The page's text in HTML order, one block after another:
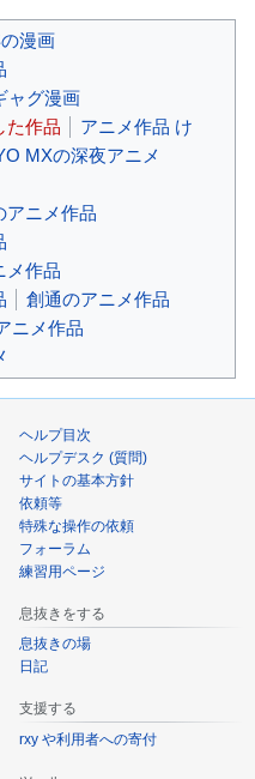
漫画
ャグ漫画
た作品
アニメ作品 け
MXの深夜アニメ
アニメ作品
メ作品
創通のアニメ作品
ニメ作品
ヘルプ目次
ヘルプデスク (質問)
サイトの基本方針
依頼等
特殊な操作の依頼
フォーラム
練習用ページ
息抜きをする
息抜きの場
日記
支援する
rxy や利用者への寄付